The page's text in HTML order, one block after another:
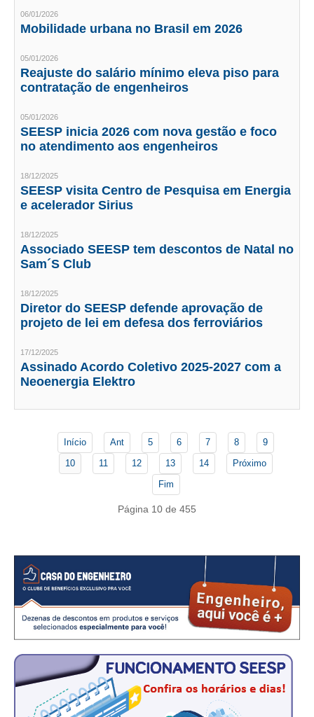
CAMPANHAS SALARIAIS
COMUNICAÇÃO
PALAVRA DO MURILO
NOTÍCIAS
CONTEÚDO ESPECIAL
JORNAL DO ENGENHEIRO
AGENDA
NOTÍCIAS NO WHATSAPP
PUBLICAÇÕES
MANUAL DE REDAÇÃO
CONTATO
ATUALIZAÇÃO CADASTRAL
06/01/2026
Mobilidade urbana no Brasil em 2026
05/01/2026
Reajuste do salário mínimo eleva piso para
contratação de engenheiros
05/01/2026
SEESP inicia 2026 com nova gestão e foco
no atendimento aos engenheiros
18/12/2025
SEESP visita Centro de Pesquisa em Energia
e acelerador Sirius
18/12/2025
Associado SEESP tem descontos de Natal no
Sam´S Club
18/12/2025
Diretor do SEESP defende aprovação de
projeto de lei em defesa dos ferroviários
17/12/2025
Assinado Acordo Coletivo 2025-2027 com a
Neoenergia Elektro
Início Ant 5 6 7 8
9
10
11 12 13 14
Próximo
Fim
Página 10 de 455